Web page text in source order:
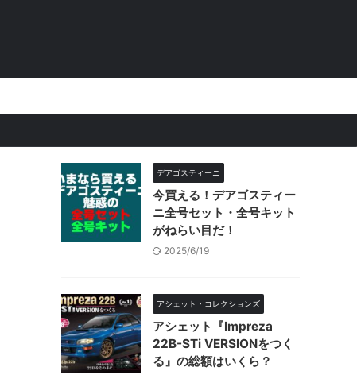
デアゴスティーニ
今買える！デアゴスティー
ニ全号セット・全号キット
がねらい目だ！
2025/6/19
アシェット・コレクションズ
アシェット『Impreza
22B-STi VERSIONをつく
る』の総額はいくら？